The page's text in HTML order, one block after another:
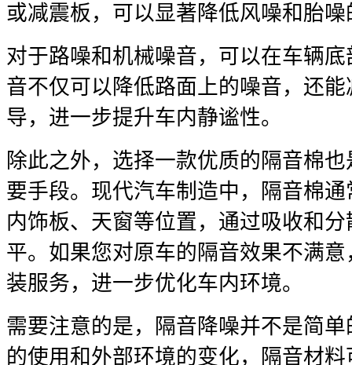
或减震板，可以显著降低风噪和胎噪
对于路噪和机械噪音，可以在车辆
音不仅可以降低路面上的噪音，还
导，进一步提升车内静谧性。
除此之外，选择一款优质的隔音棉
要手段。现代汽车制造中，隔音棉
内饰板、天窗等位置，通过吸收和
平。如果您对原车的隔音效果不满
装服务，进一步优化车内环境。
需要注意的是，隔音降噪并不是简
的使用和外部环境的变化，隔音材